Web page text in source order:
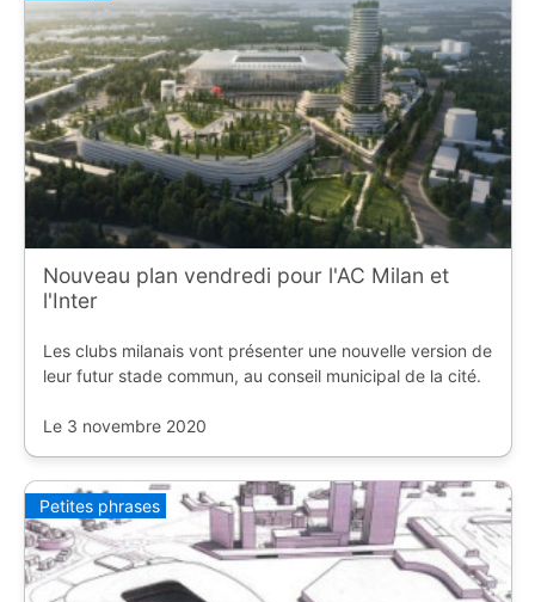
Nouveau plan vendredi pour l'AC Milan et
l'Inter
Les clubs milanais vont présenter une nouvelle version de
leur futur stade commun, au conseil municipal de la cité.
Le 3 novembre 2020
Petites phrases